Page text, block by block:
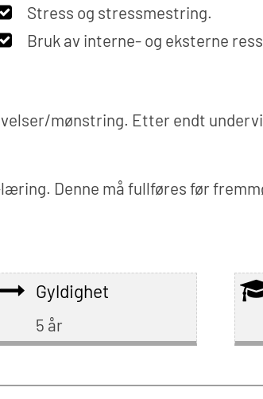
Stress og stressmestring.
Bruk av interne- og eksterne
mønstring. Etter endt
Denne må fullføres før
Gyldighet
5 år